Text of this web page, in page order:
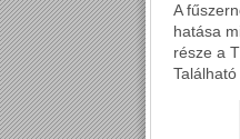
A
hatása
része a